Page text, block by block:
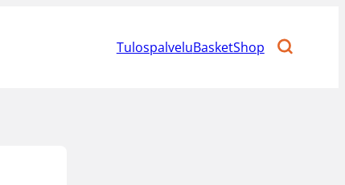
TulospalveluBasketShop